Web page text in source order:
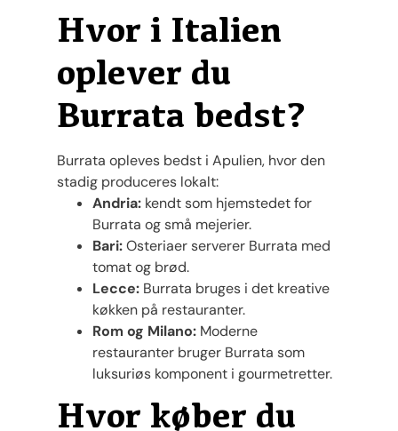
Hvor i Italien
oplever du
Burrata bedst?
Burrata opleves bedst i Apulien, hvor den
stadig produceres lokalt:
Andria: kendt som hjemstedet for
Burrata og små mejerier.
Bari:Osteriaer serverer Burrata med
tomat og brød.
Lecce: Burrata bruges i det kreative
køkken på restauranter.
Rom og Milano: Moderne
restauranter bruger Burrata som
luksuriøs komponent i gourmetretter.
Hvor køber du